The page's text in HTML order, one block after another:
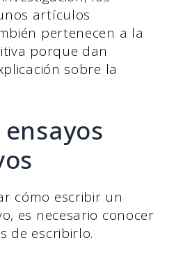
artículos
pertenecen a la
porque dan
sobre la
cómo escribir un
es necesario conocer
de escribirlo.